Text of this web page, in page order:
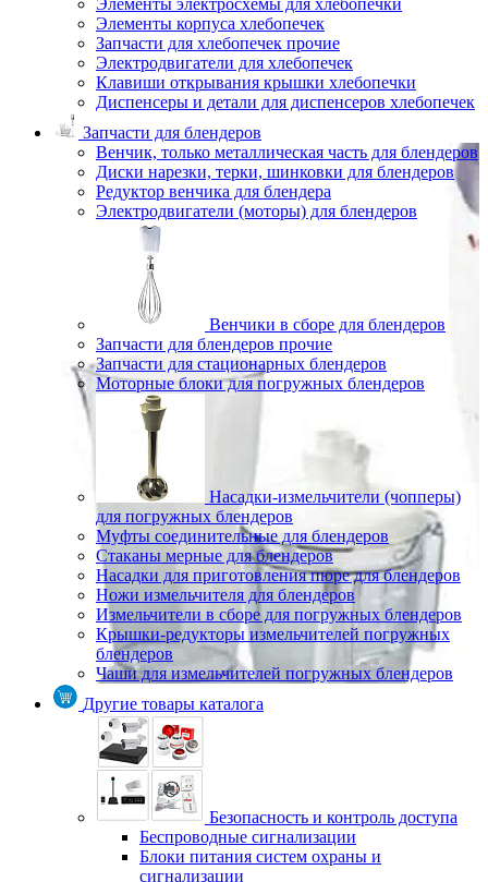
Элементы электросхемы для хлебопечки
Элементы корпуса хлебопечек
Запчасти для хлебопечек прочие
Электродвигатели для хлебопечек
Клавиши открывания крышки хлебопечки
Диспенсеры и детали для диспенсеров хлебопечек
Запчасти для блендеров
Венчик, только металлическая часть для блендеров
Диски нарезки, терки, шинковки для блендеров
Редуктор венчика для блендера
Электродвигатели (моторы) для блендеров
Венчики в сборе для блендеров
Запчасти для блендеров прочие
Запчасти для стационарных блендеров
Моторные блоки для погружных блендеров
Насадки-измельчители (чопперы)
для погружных блендеров
Муфты соединительные для блендеров
Стаканы мерные для блендеров
Насадки для приготовления пюре для блендеров
Ножи измельчителя для блендеров
Измельчители в сборе для погружных блендеров
Крышки-редукторы измельчителей погружных
блендеров
Чаши для измельчителей погружных блендеров
Другие товары каталога
Безопасность и контроль доступа
Беспроводные сигнализации
Блоки питания систем охраны и
сигнализации